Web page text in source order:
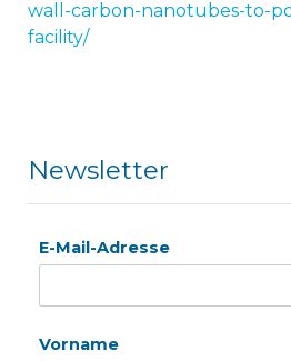
wall-carbon-nanotubes-to-
facility/
Newsletter
E-Mail-Adresse
Vorname